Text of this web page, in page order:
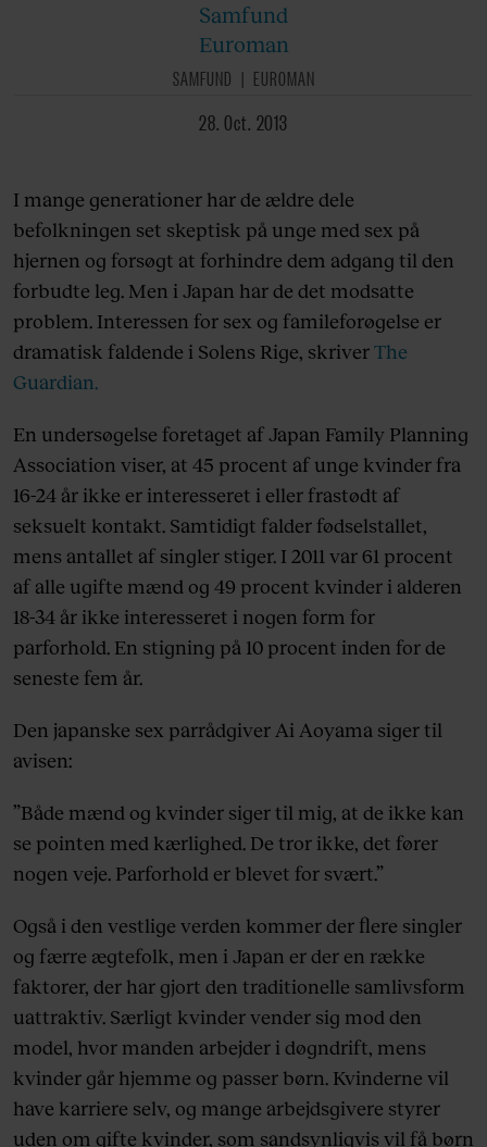
Samfund
Euroman
SAMFUND
EUROMAN
28. Oct. 2013
I mange generationer har de ældre dele
befolkningen set skeptisk på unge med sex på
hjernen og forsøgt at forhindre dem adgang til den
forbudte leg. Men i Japan har de det modsatte
problem. Interessen for sex og famileforøgelse er
dramatisk faldende i Solens Rige, skriverThe
Guardian.
En undersøgelse foretaget af Japan Family Planning
Association viser, at 45 procent af unge kvinder fra
16-24 år ikke er interesseret i eller frastødt af
seksuelt kontakt. Samtidigt falder fødselstallet,
mens antallet af singler stiger. I 2011 var 61 procent
af alle ugifte mænd og 49 procent kvinder i alderen
18-34 år ikke interesseret i nogen form for
parforhold. En stigning på 10 procent inden for de
seneste fem år.
Den japanske sex parrådgiver Ai Aoyama siger til
avisen:
”Både mænd og kvinder siger til mig, at de ikke kan
se pointen med kærlighed. De tror ikke, det fører
nogen veje. Parforhold er blevet for svært.”
Også i den vestlige verden kommer der flere singler
og færre ægtefolk, men i Japan er der en række
faktorer, der har gjort den traditionelle samlivsform
uattraktiv. Særligt kvinder vender sig mod den
model, hvor manden arbejder i døgndrift, mens
kvinder går hjemme og passer børn. Kvinderne vil
have karriere selv, og mange arbejdsgivere styrer
uden om gifte kvinder, som sandsynligvis vil få børn